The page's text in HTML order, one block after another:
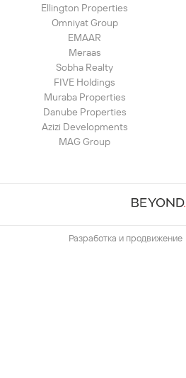
Ellington Properties
Omniyat Group
EMAAR
Meraas
Sobha Realty
FIVE Holdings
Muraba Properties
Danube Properties
Azizi Developments
MAG Group
Разработка и продвижение